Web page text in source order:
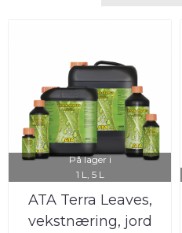
På lager i
1 L, 5 L
ATA Terra Leaves,
vekstnæring, jord